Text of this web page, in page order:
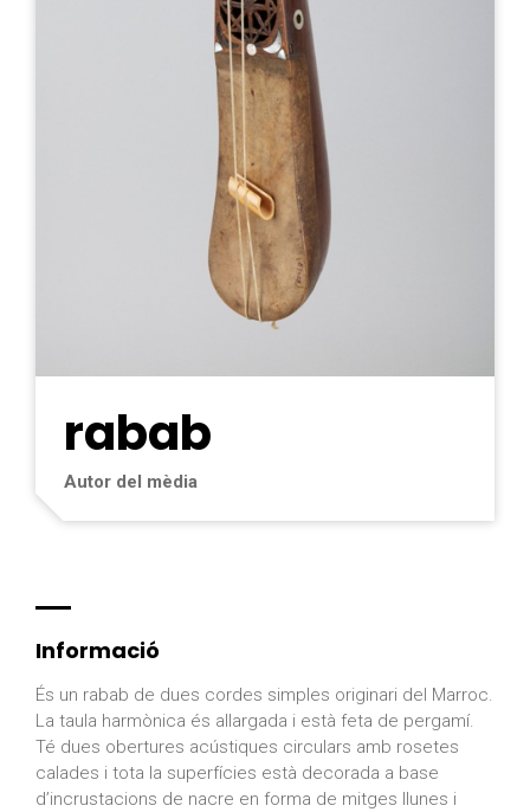
rabab
Autor del mèdia
Informació
És un rabab de dues cordes simples originari del Marroc.
La taula harmònica és allargada i està feta de pergamí.
Té dues obertures acústiques circulars amb rosetes
calades i tota la superfícies està decorada a base
d’incrustacions de nacre en forma de mitges llunes i